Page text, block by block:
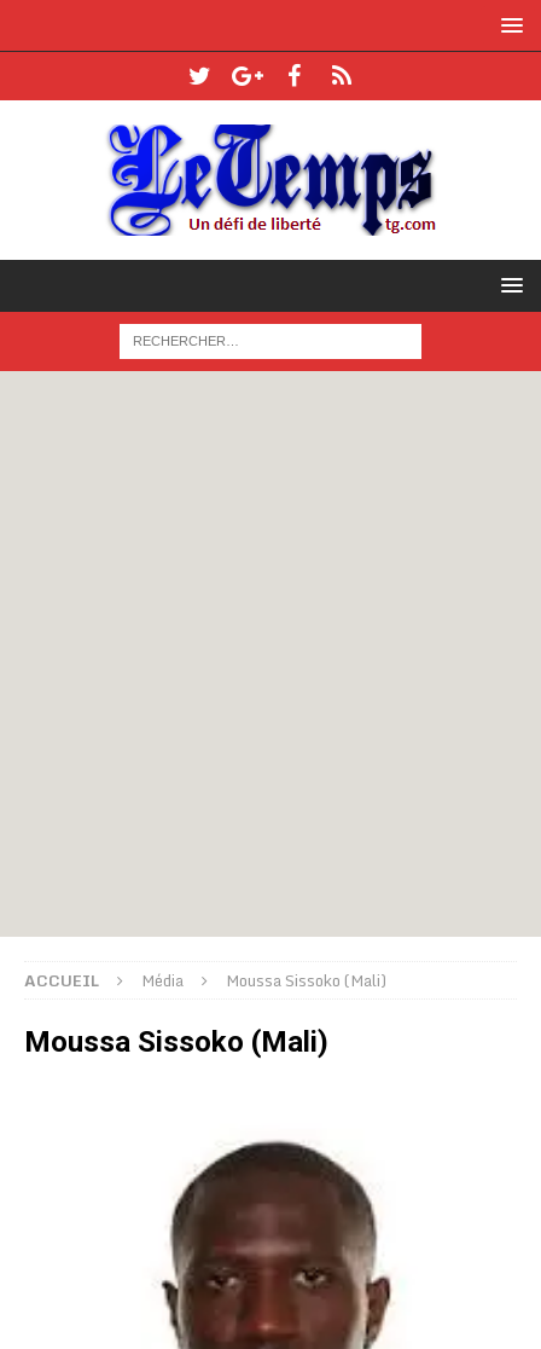
ACCUEIL Média Moussa Sissoko (Mali)
Moussa Sissoko (Mali)